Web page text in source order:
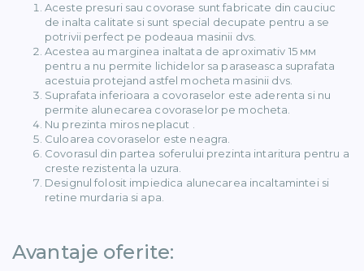
Aceste presuri sau covorase sunt fabricate din cauciuc
de inalta calitate si sunt special decupate pentru a se
potrivii perfect pe podeaua masinii dvs.
Acestea au marginea inaltata de aproximativ 15 мм
pentru a nu permite lichidelor sa paraseasca suprafata
acestuia protejand astfel mocheta masinii dvs.
Suprafata inferioara a covoraselor este aderenta si nu
permite alunecarea covoraselor pe mocheta.
Nu prezinta miros neplacut .
Culoarea covoraselor este neagra.
Covorasul din partea soferului prezinta intaritura pentru a
creste rezistenta la uzura.
Designul folosit impiedica alunecarea incaltamintei si
retine murdaria si apa.
Avantaje oferite: